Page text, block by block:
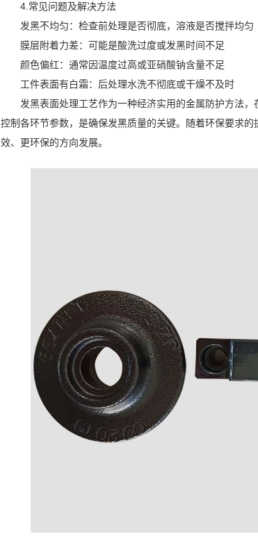
4.常见问题及解决方法
发黑不均匀：检查前处理是否彻底，溶液是否搅拌均匀
膜层附着力差：可能是酸洗过度或发黑时间不足
颜色偏红：通常因温度过高或亚硝酸钠含量不足
工件表面有白霜：后处理水洗不彻底或干燥不及时
发黑表面处理工艺作为一种经济实用的金属防护方法
控制各环节参数，是确保发黑质量的关键。随着环保要求
效、更环保的方向发展。